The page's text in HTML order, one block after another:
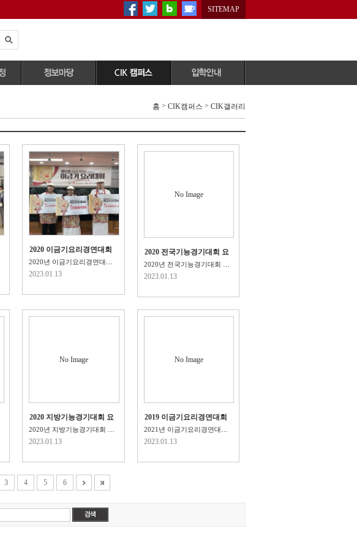
SITEMAP
대회정보
국내외 취업정보
구인구직정보
학사일정
자료실
증명서 발급안내
CIK갤러리
CIK미디어
People&story
CIK홍보자료실
자주묻는질문
온라인상담
학교방문/체험
홈 > CIK캠퍼스 > CIK갤러리
2020 이금기요리경연대회
CHAMPION ..
2023.01.13
No Image
2020 전국기능경기대회 요
리부문 수상!
2023.01.13
No Image
2020 지방기능경기대회 요
리부문 메달 석권
2023.01.13
No Image
2019 이금기요리경연대회
CHAMPION수상
2023.01.13
3 4 5 6